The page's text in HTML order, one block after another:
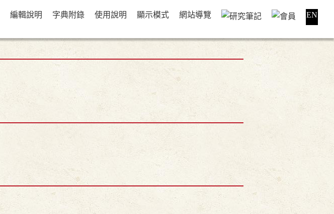
編輯說明 字典附錄 使用說明 顯示模式 網站導覽 EN